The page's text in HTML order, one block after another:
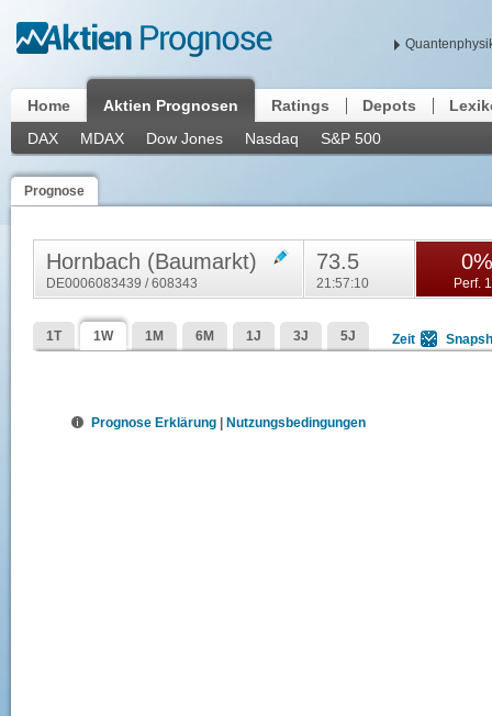
Home
Aktien Prognosen
DAX
MDAX Dow Jones Nasdaq S&P 500
Ratings Depots
Prognose
Hornbach (Baumarkt)
DE0006083439 / 608343
73.5
21:57:10
0%
Perf.
1T 1W 1M 6M 1J 3J 5J Zeit
Prognose Erklärung Nutzungsbedingungen